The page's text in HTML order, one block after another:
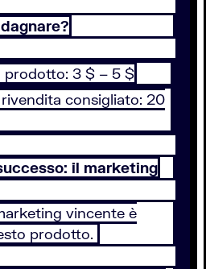
prodotto: 3 $ – 5 $
consigliato: 20
il marketing
vincente è
prodotto.